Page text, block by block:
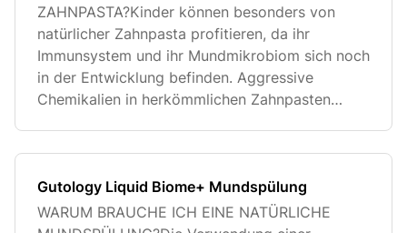
ZAHNPASTA?Kinder können besonders von
natürlicher Zahnpasta profitieren, da ihr
Immunsystem und ihr Mundmikrobiom sich noch
in der Entwicklung befinden. Aggressive
Chemikalien in herkömmlichen Zahnpasten
Gutology Liquid Biome+ Mundspülung
WARUM BRAUCHE ICH EINE NATÜRLICHE